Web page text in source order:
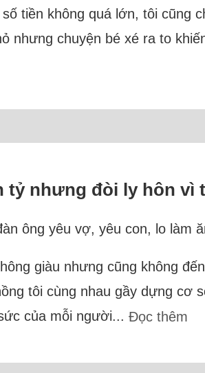
tiền không quá lớn, tôi cũng
nhưng chuyện bé xé ra to
tỷ nhưng đòi ly hôn vì
ông yêu vợ, yêu con, lo làm
giàu nhưng cũng không
tôi cùng nhau gầy dựng cơ
của mỗi người...Đọc thêm